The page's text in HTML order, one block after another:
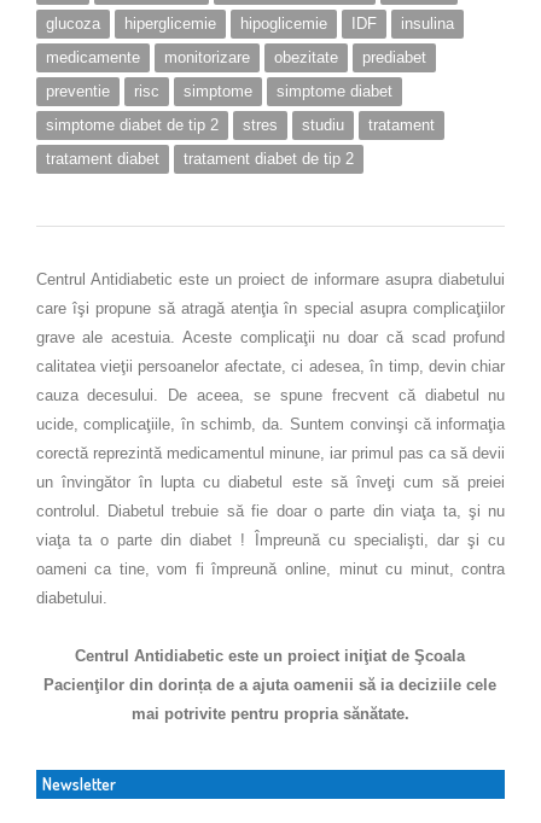
glucoza
hiperglicemie hipoglicemie IDF
insulina
medicamente
monitorizare obezitate
prediabet
preventie
risc simptome
simptome diabet
simptome diabet de tip 2
stres studiu
tratament
tratament diabet
tratament diabet de tip 2
Centrul Antidiabetic este un proiect de informare asupra diabetului
care îşi propune să atragă atenţia în special asupra complicaţiilor
grave ale acestuia. Aceste complicaţii nu doar că scad profund
calitatea vieţii persoanelor afectate, ci adesea, în timp, devin chiar
cauza decesului. De aceea, se spune frecvent că diabetul nu
ucide, complicaţiile, în schimb, da. Suntem convinşi că informaţia
corectă reprezintă medicamentul minune, iar primul pas ca să devii
un învingător în lupta cu diabetul este să înveţi cum să preiei
controlul. Diabetul trebuie să fie doar o parte din viaţa ta, şi nu
viaţa ta o parte din diabet ! Împreună cu specialişti, dar şi cu
oameni ca tine, vom fi împreună online, minut cu minut, contra
diabetului.
Centrul Antidiabetic este un proiect iniţiat de Şcoala
Pacienţilor din dorința de a ajuta oamenii să ia deciziile cele
mai potrivite pentru propria sănătate.
Newsletter